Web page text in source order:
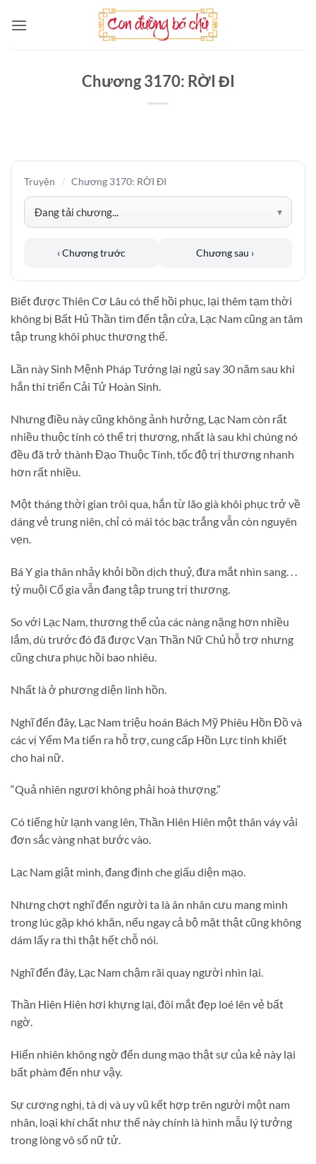
qua
Chương 3170: RỜI ĐI
Truyện / Chương 3170: RỜI ĐI
‹ Chương trước Chương sau ›
Biết được Thiên Cơ Lâu có thể hồi phục, lại thêm tạm thời
không bị Bất Hủ Thần tìm đến tận cửa, Lạc Nam cũng an tâm
tập trung khôi phục thương thế.
Lần này Sinh Mệnh Pháp Tướng lại ngủ say 30 năm sau khi
hắn thi triển Cải Tử Hoàn Sinh.
Nhưng điều này cũng không ảnh hưởng, Lạc Nam còn rất
nhiều thuộc tính có thể trị thương, nhất là sau khi chúng nó
đều đã trở thành Đạo Thuộc Tính, tốc độ trị thương nhanh
hơn rất nhiều.
Một tháng thời gian trôi qua, hắn từ lão già khôi phục trở về
dáng vẻ trung niên, chỉ có mái tóc bạc trắng vẫn còn nguyên
vẹn.
Bá Y gia thân nhảy khỏi bồn dịch thuỷ, đưa mắt nhìn sang. . .
tỷ muội Cổ gia vẫn đang tập trung trị thương.
So với Lạc Nam, thương thế của các nàng nặng hơn nhiều
lắm, dù trước đó đã được Vạn Thần Nữ Chủ hỗ trợ nhưng
cũng chưa phục hồi bao nhiêu.
Nhất là ở phương diện linh hồn.
Nghĩ đến đây, Lạc Nam triệu hoán Bách Mỹ Phiêu Hồn Đồ và
các vị Yểm Ma tiến ra hỗ trợ, cung cấp Hồn Lực tinh khiết
cho hai nữ.
“Quả nhiên ngươi không phải hoà thượng.”
Có tiếng hừ lạnh vang lên, Thần Hiên Hiên một thân váy vải
đơn sắc vàng nhạt bước vào.
Lạc Nam giật mình, đang định che giấu diện mạo.
Nhưng chợt nghĩ đến người ta là ân nhân cưu mang mình
trong lúc gặp khó khăn, nếu ngay cả bộ mặt thật cũng không
dám lấy ra thì thật hết chỗ nói.
Nghĩ đến đây, Lạc Nam chậm rãi quay người nhìn lại.
Thần Hiên Hiên hơi khựng lại, đôi mắt đẹp loé lên vẻ bất
ngờ.
Hiển nhiên không ngờ đến dung mạo thật sự của kẻ này lại
bất phàm đến như vậy.
Sự cương nghị, tà dị và uy vũ kết hợp trên người một nam
nhân, loại khí chất như thế này chính là hình mẫu lý tưởng
trong lòng vô số nữ tử.